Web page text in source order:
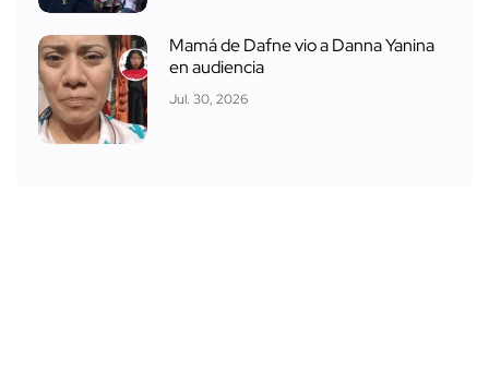
Mamá de Dafne vio a Danna Yanina
en audiencia
Jul. 30, 2026